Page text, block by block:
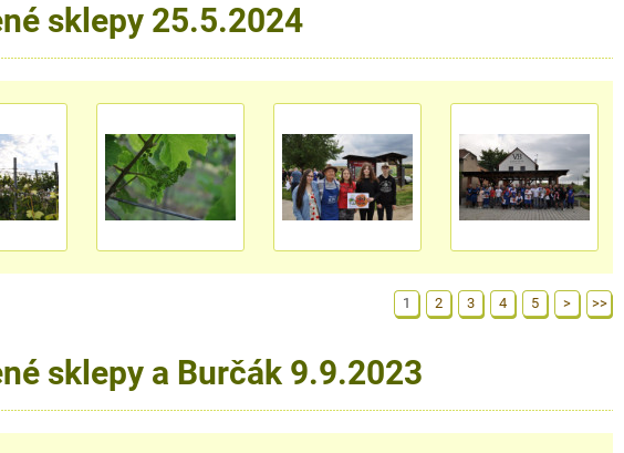
sklepy 25.5.2024
1 2 3 4 5 > >>
sklepy a Burčák 9.9.2023